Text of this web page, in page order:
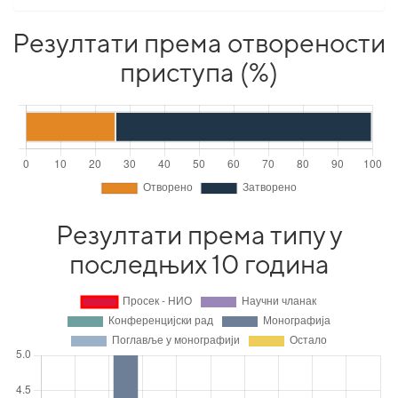
Резултати према отворености
приступа (%)
Резултати према типу у
последњих 10 година